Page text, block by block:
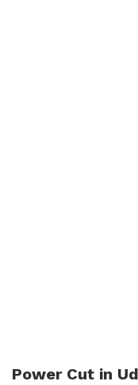
Power Cut in